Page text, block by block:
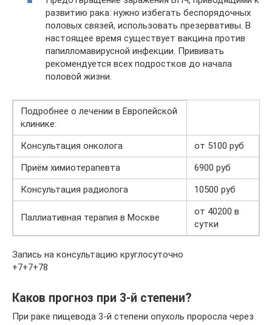
развитию рака: нужно избегать беспорядочных
половых связей, использовать презервативы. В
настоящее время существует вакцина против
папилломавирусной инфекции. Прививать
рекомендуется всех подростков до начала
половой жизни.
Подробнее о лечении в Европейской
клинике:
Консультация онколога
от 5100 руб
Приём химиотерапевта
6900 руб
Консультация радиолога
10500 руб
Паллиативная терапия в Москве
от 40200 в
сутки
Запись на консультацию круглосуточно
+7+7+78
Каков прогноз при 3-й степени?
При раке пищевода 3-й степени опухоль проросла через